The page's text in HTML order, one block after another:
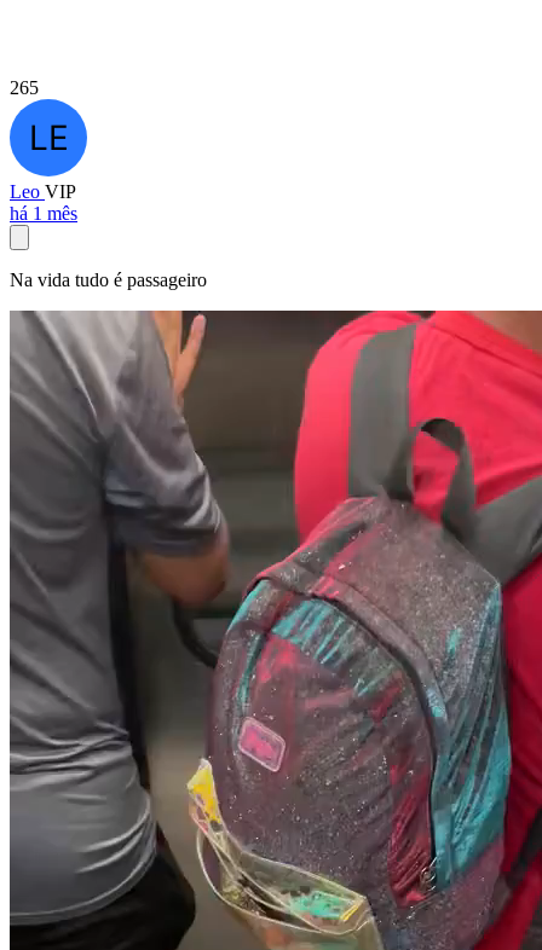
265
Leo VIP
há 1 mês
Na vida tudo é passageiro